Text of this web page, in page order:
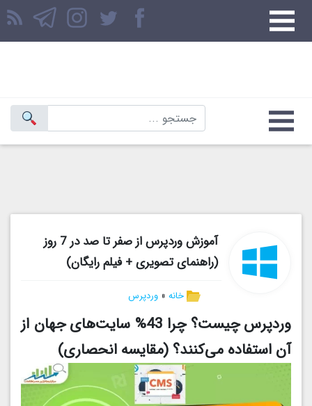
آموزش وردپرس از صفر تا صد در 7 روز
(راهنمای تصویری + فیلم رایگان)
خانه» وردپرس
وردپرس چیست؟ چرا 43% سایت‌های جهان از
آن استفاده می‌کنند؟ (مقایسه انحصاری)